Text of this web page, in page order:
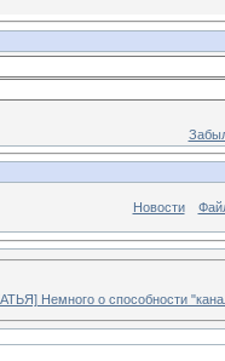
Новости
Немного о способности